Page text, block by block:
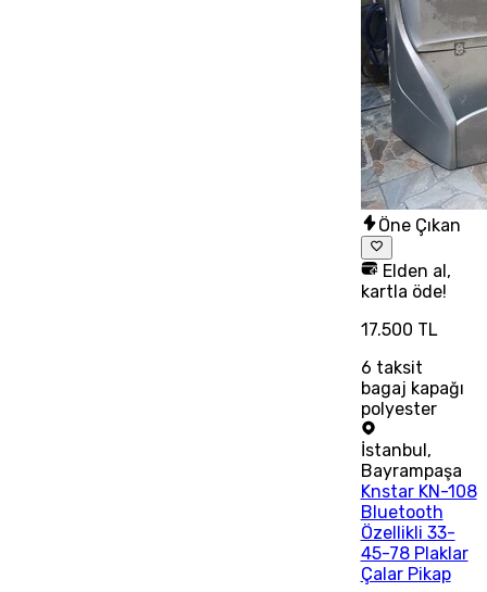
Öne Çıkan
Elden al,
kartla öde!
17.500 TL
6 taksit
bagaj kapağı
polyester
İstanbul ,
Bayrampaşa
Knstar KN-108
Bluetooth
Özellikli 33-
45-78 Plaklar
Çalar Pikap